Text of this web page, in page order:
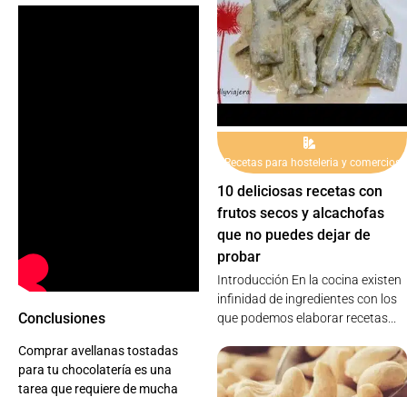
Conclusiones
Comprar avellanas tostadas
para tu chocolatería es una
tarea que requiere de mucha
Recetas para hosteleria y comercios
10 deliciosas recetas con
frutos secos y alcachofas
que no puedes dejar de
probar
Introducción En la cocina existen
infinidad de ingredientes con los
que podemos elaborar recetas...